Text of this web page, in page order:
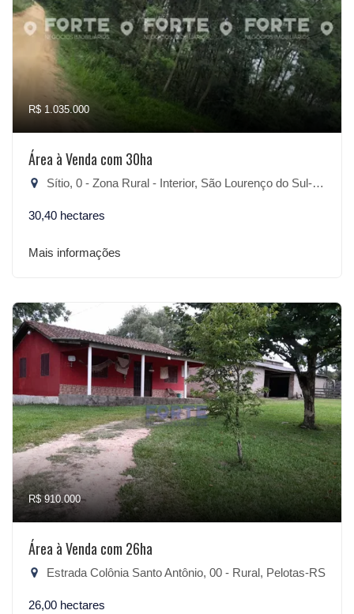
R$ 1.035.000
Área à Venda com 30ha
Sítio, 0 - Zona Rural - Interior, São Lourenço do Sul-RS
30,40 hectares
Mais informações
R$ 910.000
Área à Venda com 26ha
Estrada Colônia Santo Antônio, 00 - Rural, Pelotas-RS
26,00 hectares